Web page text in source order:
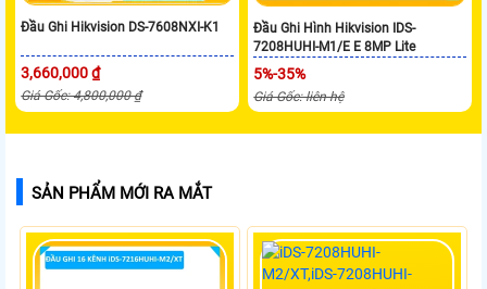
Đầu Ghi Hikvision DS-7608NXI-K1
3,660,000 ₫
Giá Gốc: 4,800,000 ₫
Đầu Ghi Hình Hikvision IDS-
7208HUHI-M1/E E 8MP Lite
5%-35%
Giá Gốc: liên hệ
SẢN PHẨM MỚI RA MẮT